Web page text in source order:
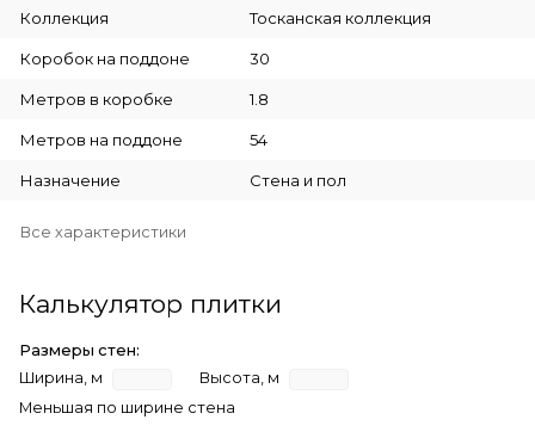
Коллекция Тосканская коллекция
Коробок на поддоне 30
Метров в коробке 1.8
Метров на поддоне 54
Назначение Стена и пол
Все характеристики
Калькулятор плитки
Размеры стен:
Ширина, м
Высота, м
Меньшая по ширине стена